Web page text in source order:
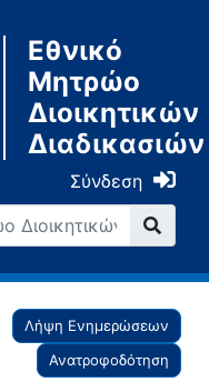
Εθνικό
Μητρώο
Διοικητικών
Διαδικασιών
Σύνδεση
Λήψη Ενημερώσεων
Ανατροφοδότηση